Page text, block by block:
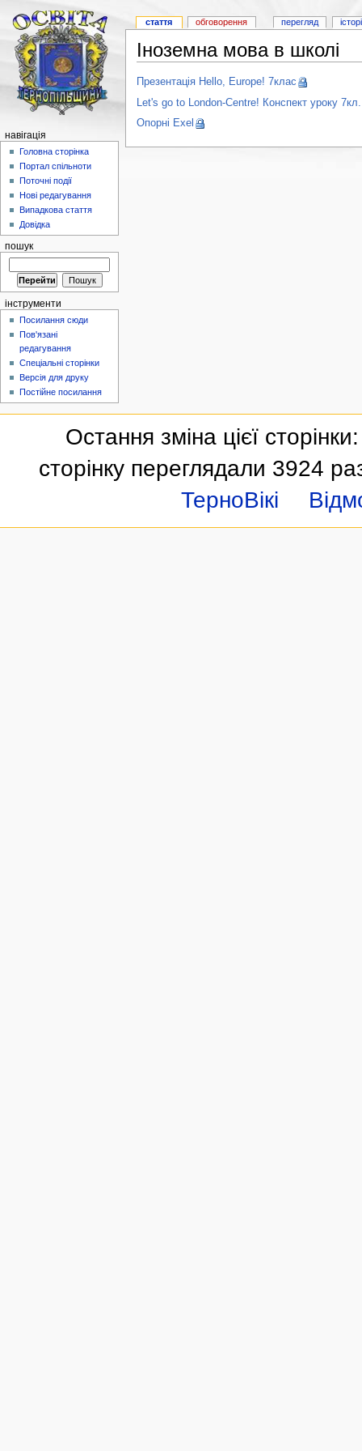
Іноземна мова в школі
Презентація Hello, Europe! 7клас
Let's go to London-Centre! Конспект уроку 7кл.
Опорні Exel
стаття обговорення перегляд
навігація
Головна сторінка
Портал спільноти
Поточні події
Нові редагування
Випадкова стаття
Довідка
пошук
інструменти
Посилання сюди
Пов'язані
редагування
Спеціальні сторінки
Версія для друку
Постійне посилання
Остання зміна цієї
сторінку переглядали 3924
ТерноВікі